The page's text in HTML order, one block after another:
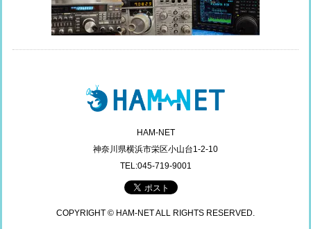
HAM-NET
神奈川県横浜市栄区小山台1-2-10
TEL:045-719-9001
COPYRIGHT © HAM-NET ALL RIGHTS RESERVED.